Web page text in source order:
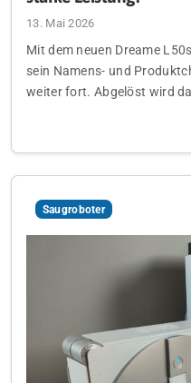
13. Mai 2026
Mit dem neuen Dreame
sein Namens- und
weiter fort. Abgelöst wird
Saugroboter